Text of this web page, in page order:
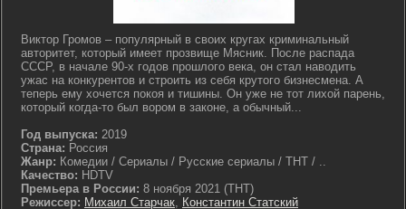
Виктор Громов – популярный в своих кругах криминальный
авторитет, который имеет прозвище Мясник. После распада
СССР, в начале 90-х годов прошлого века, он стал наводить
ужас на конкурентов и строить из себя крутого бизнесмена. А
теперь ему хочется покоя и тишины. Он уже не тот лихой парень,
который когда-то был вором в законе, а обычный...
Год выпуска: 2019
Страна: Россия
Жанр: Комедии / Сериалы / Русские сериалы / ТНТ / ..
Качество: HDTV
Премьера в России: 8 ноября 2021 (ТНТ)
Режиссер: Михаил Старчак, Константин Статский